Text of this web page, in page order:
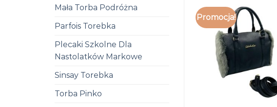
Mała Torba Podróżna
Parfois Torebka
Plecaki Szkolne Dla
Nastolatków Markowe
Sinsay Torebka
Torba Pinko
Promocja!